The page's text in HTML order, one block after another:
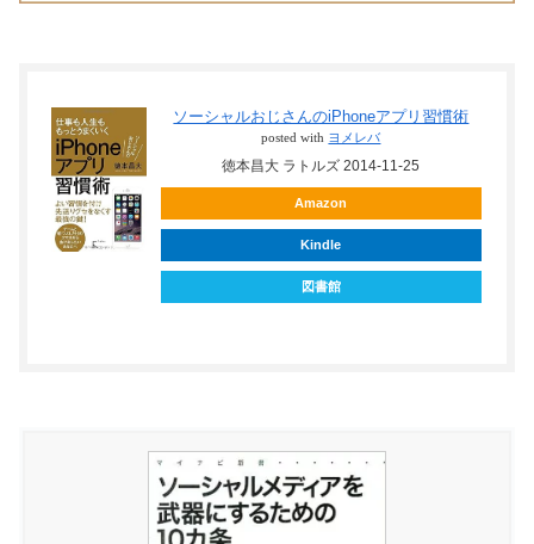
ソーシャルおじさんのiPhoneアプリ習慣術
posted with ヨメレバ
徳本昌大 ラトルズ 2014-11-25
Amazon
Kindle
図書館